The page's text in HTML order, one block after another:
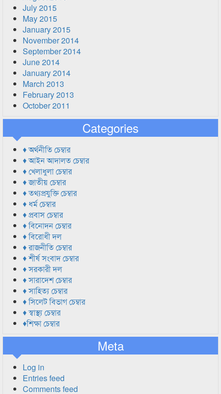
July 2015
May 2015
January 2015
November 2014
September 2014
June 2014
January 2014
March 2013
February 2013
October 2011
Categories
♦ অর্থনীতি চেম্বার
♦ আইন আদালত চেম্বার
♦ খেলাধুলা চেম্বার
♦ জাতীয় চেম্বার
♦ তথ্যপ্রযুক্তি চেম্বার
♦ ধর্ম চেম্বার
♦ প্রবাস চেম্বার
♦ বিনোদন চেম্বার
♦ বিরোধী দল
♦ রাজনীতি চেম্বার
♦ শীর্ষ সংবাদ চেম্বার
♦ সরকারী দল
♦ সারাদেশ চেম্বার
♦ সাহিত্য চেম্বার
♦ সিলেট বিভাগ চেম্বার
♦ স্বাস্থ্য চেম্বার
♦শিক্ষা চেম্বার
Meta
Log in
Entries feed
Comments feed